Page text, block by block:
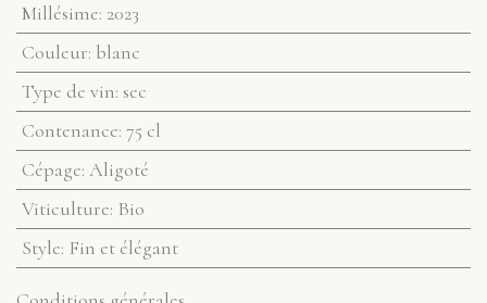
Millésime: 2023
Couleur: blanc
Type de vin: sec
Contenance: 75 cl
Cépage: Aligoté
Viticulture: Bio
Style: Fin et élégant